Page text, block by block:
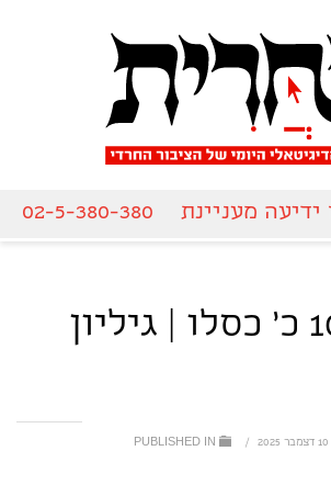
מעניינת 02-5-380-380
10/12/2025 כ' כסלו | גיליון
/